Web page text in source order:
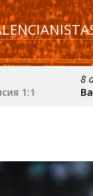
1:1
8